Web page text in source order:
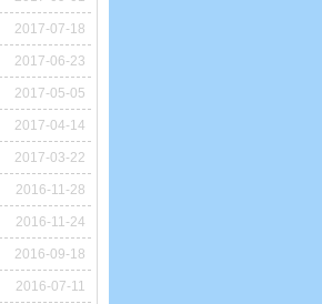
2017-07-18
2017-06-23
2017-05-05
2017-04-14
2017-03-22
2016-11-28
2016-11-24
2016-09-18
2016-07-11